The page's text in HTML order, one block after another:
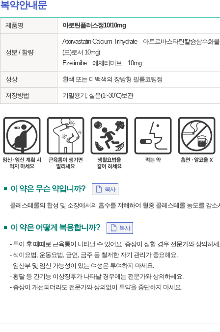
복약안내문
제품명 아로틴플러스정10/10mg
성분 / 함량
Atorvastatin Calcium Trihydrate 아토르바스타틴칼슘삼수화
(으)로서 10mg)
Ezetimibe 에제티미브 10mg
성상 흰색 또는 미백색의 장방형 필름코팅정
저장방법 기밀용기, 실온(1~30℃)보관
이 약은 무슨 약입니까? 복사
콜레스테롤의 합성 및 소장에서의 흡수를 저해하여 혈중 콜레스테롤 농도를 감소
이 약은 어떻게 복용합니까? 복사
- 투여 후 때때로 근육통이 나타날 수 있어요. 증상이 심할 경우 전문가와 상의하
- 식이요법, 운동요법, 금연, 금주 등 철저한 자기 관리가 중요해요.
- 임산부 및 임신 가능성이 있는 여성은 투여하지 마세요.
- 황달 등 간기능 이상징후가 나타날 경우에는 전문가와 상의하세요.
- 증상이 개선되더라도 전문가와 상의없이 투약을 중단하지 마세요.